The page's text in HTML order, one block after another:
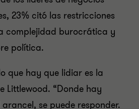
23% citó las restricciones
complejidad burocrática y
política.
que hay que lidiar es la
Littlewood. “Donde hay
se puede responder.